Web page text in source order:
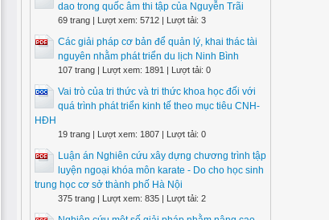
dao trong quốc âm thi tập của Nguyễn Trãi
69 trang | Lượt xem: 5712 | Lượt tải: 3
Các giải pháp cơ bản để quản lý, khai thác tài
nguyên nhằm phát triển du lịch Ninh Bình
107 trang | Lượt xem: 1891 | Lượt tải: 0
Vai trò của tri thức và tri thức khoa học đối với
quá trình phát triển kinh tế theo mục tiêu CNH-
HĐH
19 trang | Lượt xem: 1807 | Lượt tải: 0
Luận án Nghiên cứu xây dựng chương trình tập
luyện ngoại khóa môn karate - Do cho học sinh
trung học cơ sở thành phố Hà Nội
375 trang | Lượt xem: 835 | Lượt tải: 2